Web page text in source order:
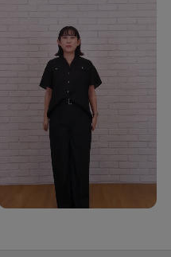
ポイント。
はもちろん、
も馴染みます。
カバーも叶えつつ一枚で軽やかに
一部のカラーを揃えています。